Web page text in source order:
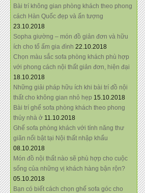
Bài trí không gian phòng khách theo phong
cách Hàn Quốc đẹp và ấn tượng
23.10.2018
Sopha giường – món đồ giản đơn và hữu
ích cho tổ ấm gia đình 22.10.2018
Chọn màu sắc sofa phòng khách phù hợp
với phong cách nội thất giản đơn, hiện đại
18.10.2018
Những giải pháp hữu ích khi bài trí đồ nội
thất cho không gian nhỏ hẹp 15.10.2018
Bài trí ghế sofa phòng khách theo phong
thủy nhà ở 11.10.2018
Ghế sofa phòng khách với tính năng thư
giãn nổi bật tại Nội thất nhập khẩu
08.10.2018
Món đồ nội thất nào sẽ phù hợp cho cuộc
sống của những vị khách hàng bận rộn?
05.10.2018
Bạn có biết cách chọn ghế sofa góc cho